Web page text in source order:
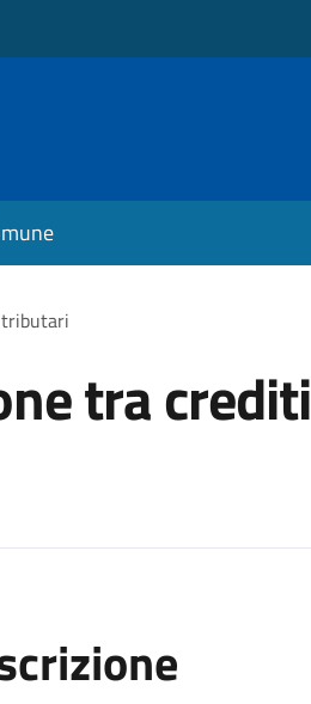
tributari
tra crediti